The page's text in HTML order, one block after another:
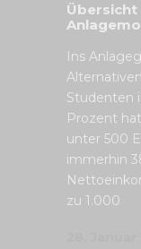
Übersicht
Ins
Studenten
Prozent
unter 500
immerhin
zu 1.000